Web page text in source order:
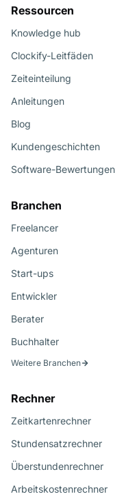
Ressourcen
Knowledge hub
Clockify-Leitfäden
Zeiteinteilung
Anleitungen
Blog
Kundengeschichten
Software-Bewertungen
Branchen
Freelancer
Agenturen
Start-ups
Entwickler
Berater
Buchhalter
Weitere Branchen
Rechner
Zeitkartenrechner
Stundensatzrechner
Überstundenrechner
Arbeitskostenrechner